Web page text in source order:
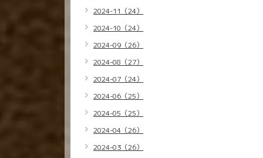
2024-11（24）
2024-10（24）
2024-09（26）
2024-08（27）
2024-07（24）
2024-06（25）
2024-05（25）
2024-04（26）
2024-03（26）